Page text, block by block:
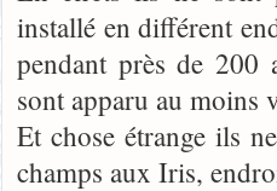
installé en différent
pendant près de 200
sont apparu au moins
Et chose étrange ils
champs aux Iris,